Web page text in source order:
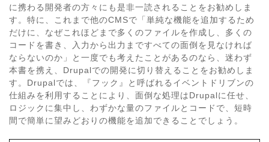
に携わる開発者の方々にも是非一読されることをお勧めしま
す。特に、これまで他のCMSで「単純な機能を追加するため
だけに、なぜこれほどまで多くのファイルを作成し、多くの
コードを書き、入力から出力まですべての面倒を見なければ
ならないのか」と一度でも考えたことがあるのなら、迷わず
本書を携え、Drupalでの開発に切り替えることをお勧めしま
す。Drupalでは、『フック』と呼ばれるイベントドリブンの
仕組みを利用することにより、面倒な処理はDrupalに任せ、
ロジックに集中し、わずかな量のファイルとコードで、短時
間で簡単に望みどおりの機能を追加できることでしょう。